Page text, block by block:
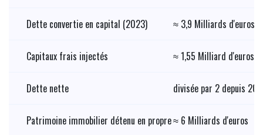
Dette convertie en capital (2023) ≈ 3,9 Milliards d'euros
Capitaux frais injectés ≈ 1,55 Milliard d'euros
Dette nette divisée par 2 depuis
Patrimoine immobilier détenu en propre≈ 6 Milliards d'euros